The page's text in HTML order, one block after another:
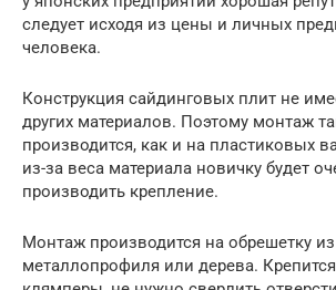
следует исходя из цены и личных
человека.
Конструкция сайдинговых плит не
других материалов. Поэтому монтаж
производится, как и на пластиковых
из-за веса материала новичку будет
производить крепление.
Монтаж производится на обрешетку из
металлопрофиля или дерева.